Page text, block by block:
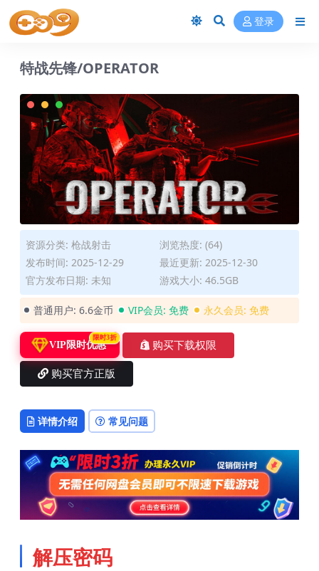
登录
特战先锋/OPERATOR
资源分类: 枪战射击
浏览热度: (64)
发布时间: 2025-12-29
最近更新: 2025-12-30
官方发布日期: 未知
游戏大小: 46.5GB
普通用户: 6.6金币 VIP会员: 免费 永久会员: 免费
VIP限时优惠
限时3折
购买下载权限
购买官方正版
详情介绍 常见问题
解压密码